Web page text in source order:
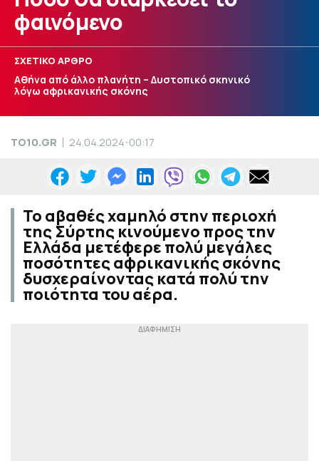
φαινόμενο
ΣΧΕΤΙΚΟ ΑΡΘΡΟ
Αθήνα από άλλο πλανήτη – Δυστοπικό σκηνικό
λόγω αφρικανικής σκόνης
TO10.GR 24.04.2024-00:17
Το αβαθές χαμηλό στην περιοχή
της Σύρτης κινούμενο προς την
Ελλάδα μετέφερε πολύ μεγάλες
ποσότητες αφρικανικής σκόνης
δυσχεραίνοντας κατά πολύ την
ποιότητα του αέρα.